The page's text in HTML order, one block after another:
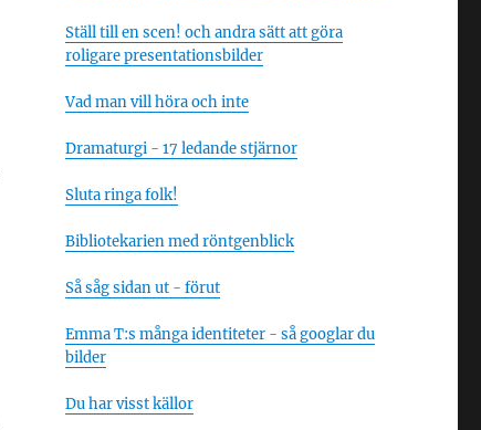
Ställ till en scen! och andra sätt att göra
roligare presentationsbilder
Vad man vill höra och inte
Dramaturgi - 17 ledande stjärnor
Sluta ringa folk!
Bibliotekarien med röntgenblick
Så såg sidan ut - förut
Emma T:s många identiteter - så googlar du
bilder
Du har visst källor